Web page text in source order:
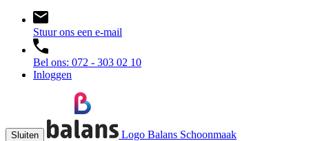
Stuur ons een e-mail
Bel ons: 072 - 303 02 10
Inloggen
Sluiten Logo Balans Schoonmaak